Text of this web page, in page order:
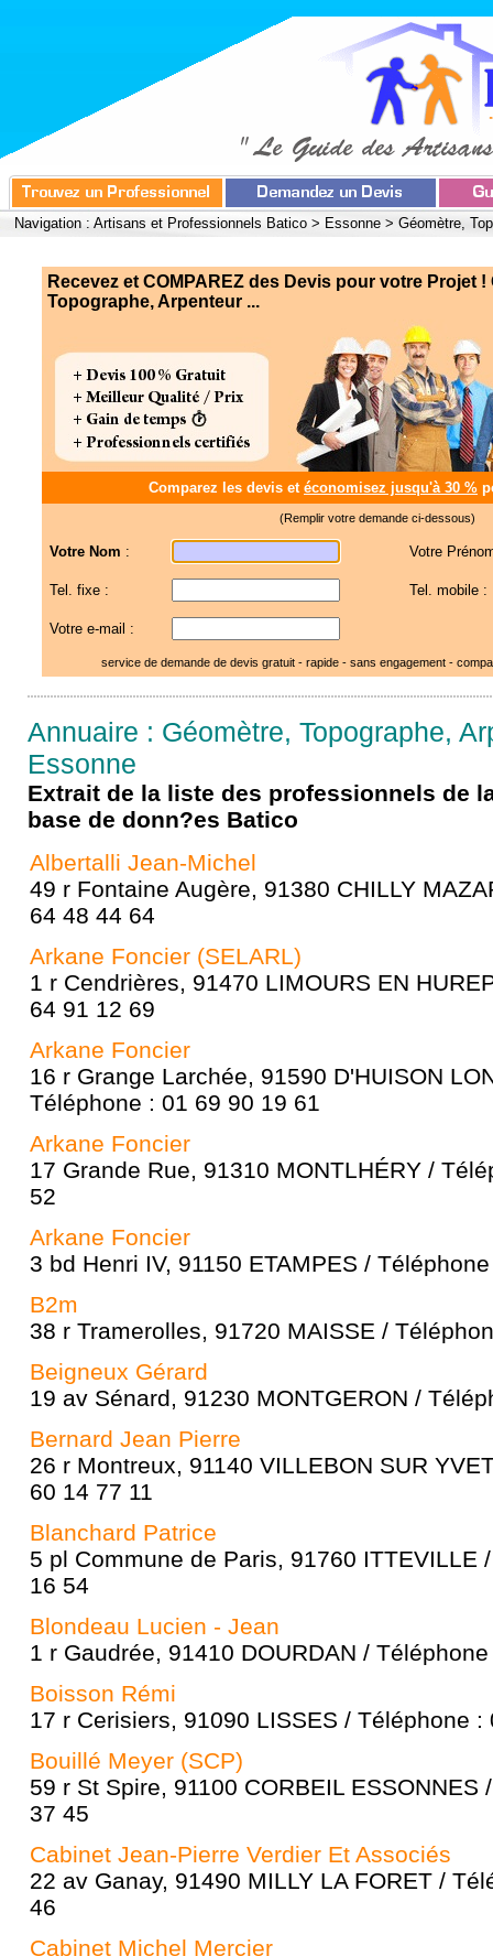
Navigation : Artisans et Professionnels Batico > Essonne > Géomètre,
Recevez et COMPAREZ des Devis pour votre Projet !
Topographe, Arpenteur ...
Comparez les devis et économisez jusqu'à 30 %
(Remplir votre demande ci-dessous)
Votre Nom : Votre
Tel. fixe : Tel. mobile :
Votre e-mail :
service de demande de devis gratuit - rapide - sans engagement -
Annuaire : Géomètre, Topographe,
Essonne
Extrait de la liste des professionnels de
base de donn?es Batico
Albertalli Jean-Michel
49 r Fontaine Augère, 91380 CHILLY
64 48 44 64
Arkane Foncier (SELARL)
1 r Cendrières, 91470 LIMOURS EN
64 91 12 69
Arkane Foncier
16 r Grange Larchée, 91590 D'HUISON
Téléphone : 01 69 90 19 61
Arkane Foncier
17 Grande Rue, 91310 MONTLHÉRY /
52
Arkane Foncier
3 bd Henri IV, 91150 ETAMPES /
B2m
38 r Tramerolles, 91720 MAISSE /
Beigneux Gérard
19 av Sénard, 91230 MONTGERON /
Bernard Jean Pierre
26 r Montreux, 91140 VILLEBON SUR
60 14 77 11
Blanchard Patrice
5 pl Commune de Paris, 91760 ITTEVILLE
16 54
Blondeau Lucien - Jean
1 r Gaudrée, 91410 DOURDAN /
Boisson Rémi
17 r Cerisiers, 91090 LISSES / Téléphone :
Bouillé Meyer (SCP)
59 r St Spire, 91100 CORBEIL
37 45
Cabinet Jean-Pierre Verdier Et Associés
22 av Ganay, 91490 MILLY LA FORET /
46
Cabinet Michel Mercier